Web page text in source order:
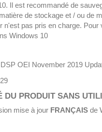
Il est recommandé de
de stockage et / ou de
n'est pas pris en charge.
Windows 10
OEI November 2019
DU PRODUIT SANS
mise à jour FRANÇAIS de